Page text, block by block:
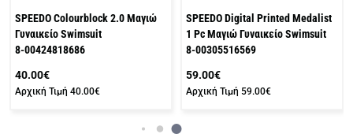
SPEEDO Colourblock 2.0 Μαγιώ
Γυναικείο Swimsuit
8-00424818686
40.00€
Αρχική Τιμή 40.00€
SPEEDO Digital Printed Medalist
1 Pc Μαγιώ Γυναικείο Swimsuit
8-00305516569
59.00€
Αρχική Τιμή 59.00€